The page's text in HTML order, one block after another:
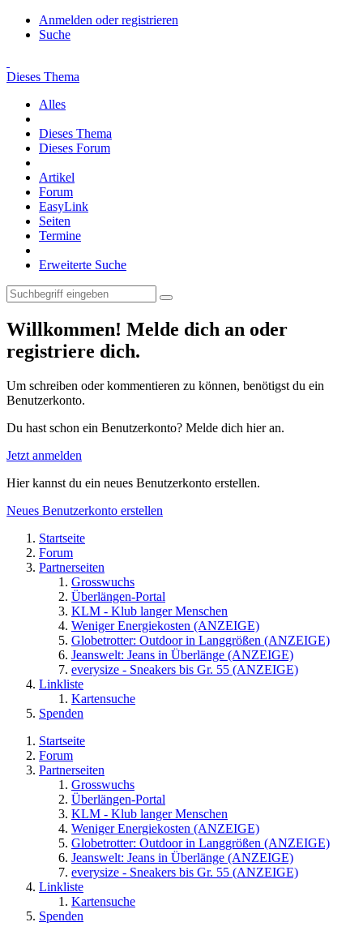
Anmelden oder registrieren
Suche
Dieses Thema
Alles
Dieses Thema
Dieses Forum
Artikel
Forum
EasyLink
Seiten
Termine
Erweiterte Suche
Willkommen! Melde dich an oder
registriere dich.
Um schreiben oder kommentieren zu können, benötigst du ein
Benutzerkonto.
Du hast schon ein Benutzerkonto? Melde dich hier an.
Jetzt anmelden
Hier kannst du ein neues Benutzerkonto erstellen.
Neues Benutzerkonto erstellen
Startseite
Forum
Partnerseiten
Grosswuchs
Überlängen-Portal
KLM - Klub langer Menschen
Weniger Energiekosten (ANZEIGE)
Globetrotter: Outdoor in Langgrößen (ANZEIGE)
Jeanswelt: Jeans in Überlänge (ANZEIGE)
everysize - Sneakers bis Gr. 55 (ANZEIGE)
Linkliste
Kartensuche
Spenden
Startseite
Forum
Partnerseiten
Grosswuchs
Überlängen-Portal
KLM - Klub langer Menschen
Weniger Energiekosten (ANZEIGE)
Globetrotter: Outdoor in Langgrößen (ANZEIGE)
Jeanswelt: Jeans in Überlänge (ANZEIGE)
everysize - Sneakers bis Gr. 55 (ANZEIGE)
Linkliste
Kartensuche
Spenden